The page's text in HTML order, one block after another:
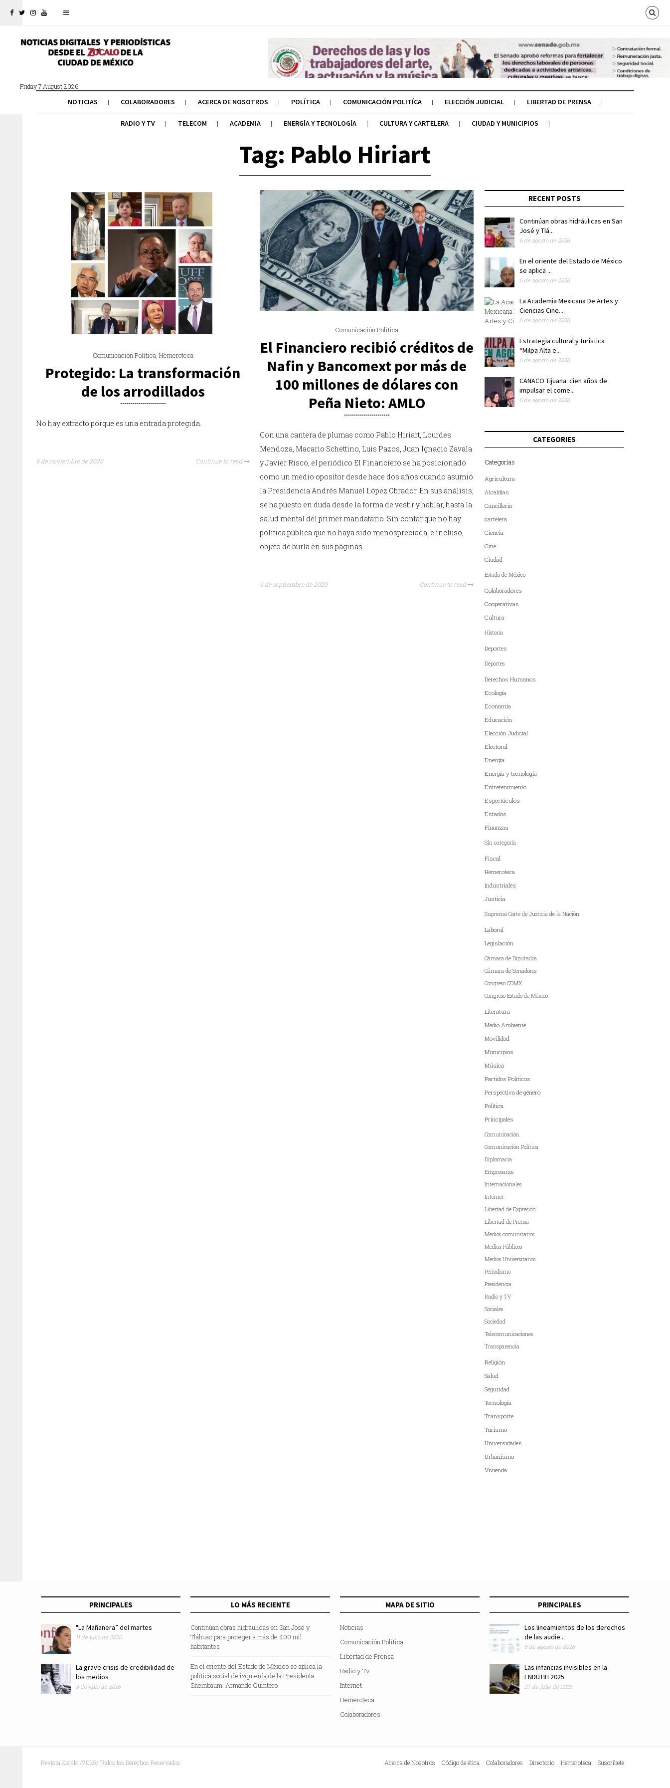
Friday 7 August 2026
NOTICIAS COLABORADORES ACERCA DE NOSOTROS POLÍTICA COMUNICACIÓN POLITÍCA ELECCIÓN JUDICIAL LIBERTAD DE PRENSA
RADIO Y TV TELECOM ACADEMIA ENERGÍA Y TECNOLOGÍA CULTURA Y CARTELERA CIUDAD Y MUNICIPIOS
Tag: Pablo Hiriart
Comunicación Política Hemeroteca
Protegido: La transformación
de los arrodillados
No hay extracto porque es una entrada protegida.
9 de noviembre de 2020 Continue to read
Comunicación Política
El Financiero recibió créditos de
Nafin y Bancomext por más de
100 millones de dólares con
Peña Nieto: AMLO
Con una cantera de plumas como Pablo Hiriart, Lourdes
Mendoza, Macario Schettino, Luis Pazos, Juan Ignacio Zavala
y Javier Risco, el periódico El Financiero se ha posicionado
como un medio opositor desde hace dos años cuando asumió
la Presidencia Andrés Manuel López Obrador. En sus análisis,
se ha puesto en duda desde la forma de vestir y hablar, hasta la
salud mental del primer mandatario. Sin contar que no hay
política pública que no haya sido menospreciada, e incluso,
objeto de burla en sus páginas.
9 de septiembre de 2020 Continue to read
RECENT POSTS
Continúan obras hidráulicas en San
José y Tlá...
6 de agosto de 2026
En el oriente del Estado de México
se aplica ...
6 de agosto de 2026
La Academia Mexicana De Artes y
Ciencias Cine...
6 de agosto de 2026
Estrategia cultural y turística
“Milpa Alta e...
6 de agosto de 2026
CANACO Tijuana: cien años de
impulsar el come...
6 de agosto de 2026
CATEGORIES
Categorías
Agricultura
Alcaldías
Cancillería
cartelera
Ciencia
Cine
Ciudad
Estado de México
Colaboradores
Cooperativas
Cultura
Historia
Deportes
Deportes
Derechos Humanos
Ecología
Economía
Educación
Elección Judicial
Electoral
Energía
Energía y tecnología
Entretenimiento
Espectáculos
Estados
Finanzas
Sin categoría
Fiscal
Hemeroteca
Industriales
Justicia
Suprema Corte de Justicia de la Nación
Laboral
Legislación
Cámara de Diputados
Cámara de Senadores
Congreso CDMX
Congreso Estado de México
Literatura
Medio Ambiente
Movilidad
Municipios
Música
Partidos Políticos
Perspectiva de género
Política
Principales
Comunicación
Comunicación Política
Diplomacia
Empresarios
Internacionales
Internet
Libertad de Expresión
Libertad de Prensa
Medios comunitarios
Medios Públicos
Medios Universitarios
Periodismo
Presidencia
Radio y TV
Sociales
Sociedad
Telecomunicaciones
Transparencia
Religión
Salud
Seguridad
Tecnología
Transporte
Turismo
Universidades
Urbanismo
Vivienda
PRINCIPALES
"La Mañanera” del martes
11 de julio de 2026
La grave crisis de credibilidad de
los medios
3 de julio de 2026
LO MÁS RECIENTE
Continúan obras hidráulicas en San José y
Tláhuac para proteger a más de 400 mil
habitantes
En el oriente del Estado de México se aplica la
política social de izquierda de la Presidenta
Sheinbaum: Armando Quintero
MAPA DE SITIO
Noticias
Comunicación Política
Libertad de Prensa
Radio y Tv
Internet
Hemeroteca
Colaboradores
PRINCIPALES
Los lineamientos de los derechos
de las audie...
5 de agosto de 2026
Las infancias invisibles en la
ENDUTIH 2025
27 de julio de 2026
Revista Zocalo /2025/ Todos los Derechos Reservados Acerca de Nosotros Código de ética Colaboradores Directorio Hemeroteca Suscríbete